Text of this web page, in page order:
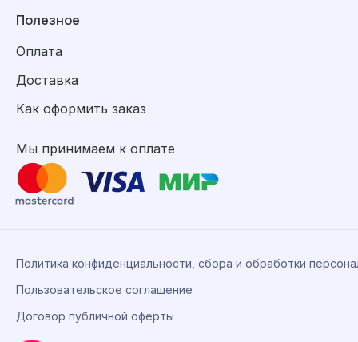
Полезное
Оплата
Доставка
Как оформить заказ
Мы принимаем к оплате
Политика конфиденциальности, сбора и обработки
Пользовательское соглашение
Договор публичной оферты